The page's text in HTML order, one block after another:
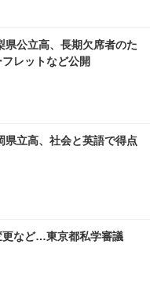
県公立高、長期欠席者のた
レットなど公開
県立高、社会と英語で得点
更など…東京都私学審議